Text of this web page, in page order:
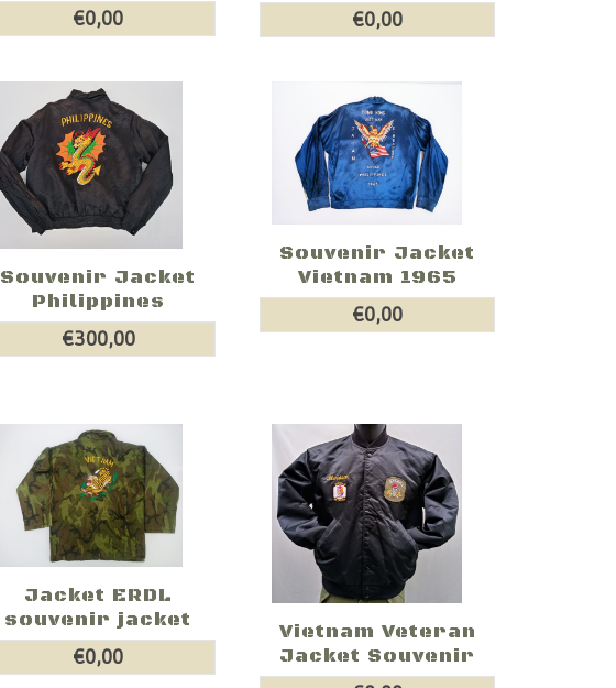
€0,00
€0,00
Souvenir Jacket
Philippines
€300,00
Souvenir Jacket
Vietnam 1965
€0,00
Jacket ERDL
souvenir jacket
€0,00
Vietnam Veteran
Jacket Souvenir